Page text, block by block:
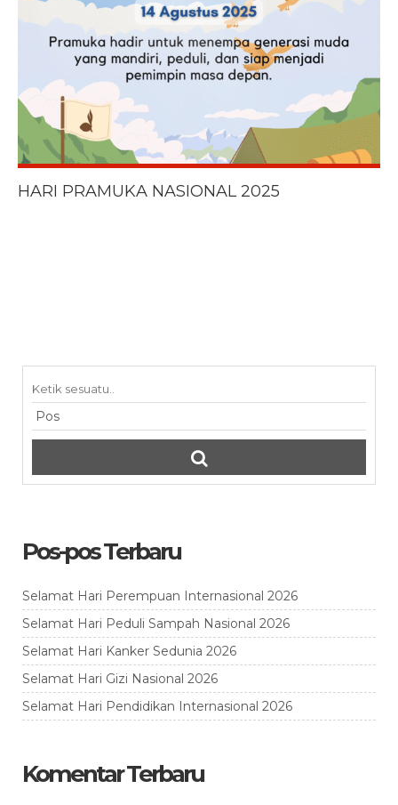
HARI PRAMUKA NASIONAL 2025
Pos-pos Terbaru
Selamat Hari Perempuan Internasional 2026
Selamat Hari Peduli Sampah Nasional 2026
Selamat Hari Kanker Sedunia 2026
Selamat Hari Gizi Nasional 2026
Selamat Hari Pendidikan Internasional 2026
Komentar Terbaru